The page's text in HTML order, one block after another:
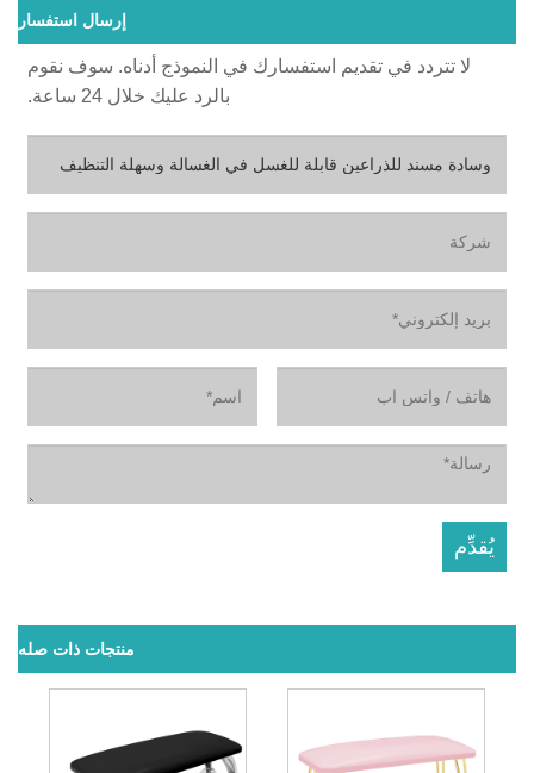
إرسال استفسار
لا تتردد في تقديم استفسارك في النموذج أدناه. سوف نقوم
بالرد عليك خلال 24 ساعة.
منتجات ذات صله